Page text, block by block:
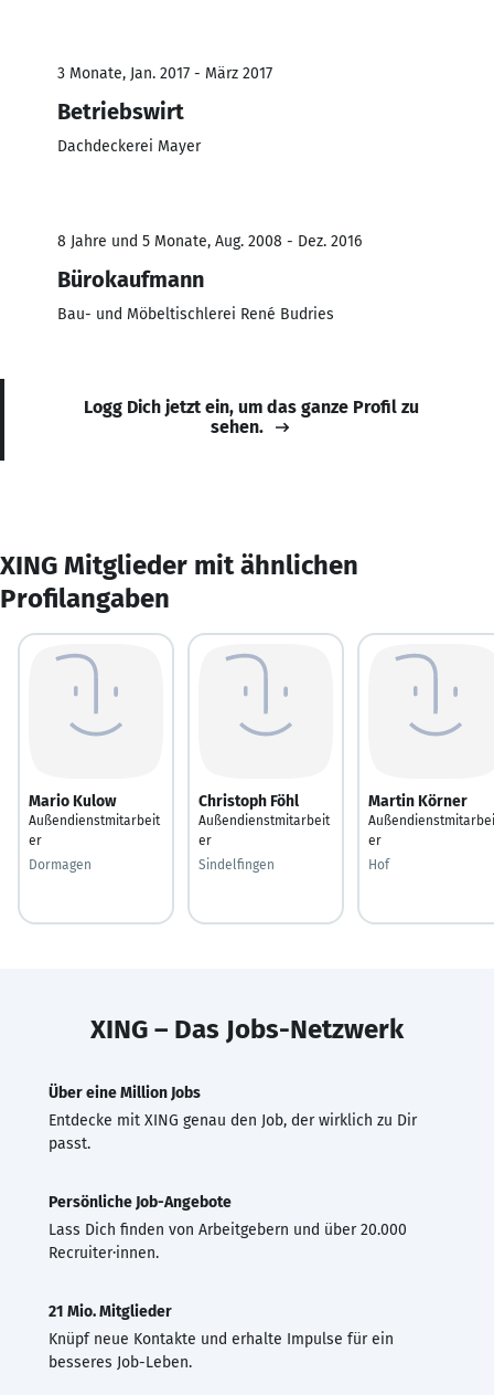
3 Monate, Jan. 2017 - März 2017
Betriebswirt
Dachdeckerei Mayer
8 Jahre und 5 Monate, Aug. 2008 - Dez. 2016
Bürokaufmann
Bau- und Möbeltischlerei René Budries
Logg Dich jetzt ein, um das ganze Profil zu
sehen.
XING Mitglieder mit ähnlichen
Profilangaben
Mario Kulow
Außendienstmitarbeit
er
Dormagen
Christoph Föhl
Außendienstmitarbeit
er
Sindelfingen
Martin Körner
er
Hof
XING – Das Jobs-Netzwerk
Über eine Million Jobs
Entdecke mit XING genau den Job, der wirklich zu Dir
passt.
Persönliche Job-Angebote
Lass Dich finden von Arbeitgebern und über 20.000
Recruiter·innen.
21 Mio. Mitglieder
Knüpf neue Kontakte und erhalte Impulse für ein
besseres Job-Leben.